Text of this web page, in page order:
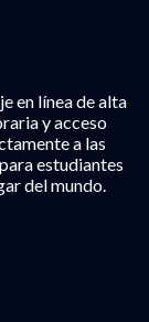
en línea de alta
y acceso
a las
estudiantes
del mundo.